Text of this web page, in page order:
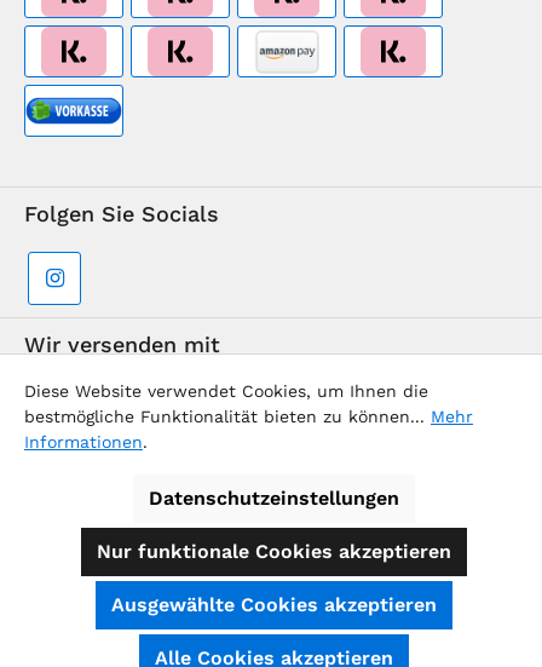
Folgen Sie Socials
Wir versenden mit
Alle Preise inkl. gesetzl. Mehrwertsteuer zzgl.
Versandkostenund ggf. Nachnahmegebühren, wenn nicht
Diese Website verwendet Cookies, um Ihnen die
bestmögliche Funktionalität bieten zu können... Mehr
Informationen.
Datenschutzeinstellungen
Nur funktionale Cookies akzeptieren
Ausgewählte Cookies akzeptieren
Alle Cookies akzeptieren
SEHR GUT (4.74 / 5)